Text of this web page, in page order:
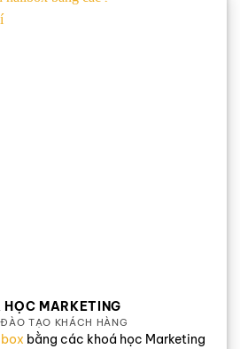
HỌC MARKETING
TẠO KHÁCH HÀNG
bằng các khoá học Marketing